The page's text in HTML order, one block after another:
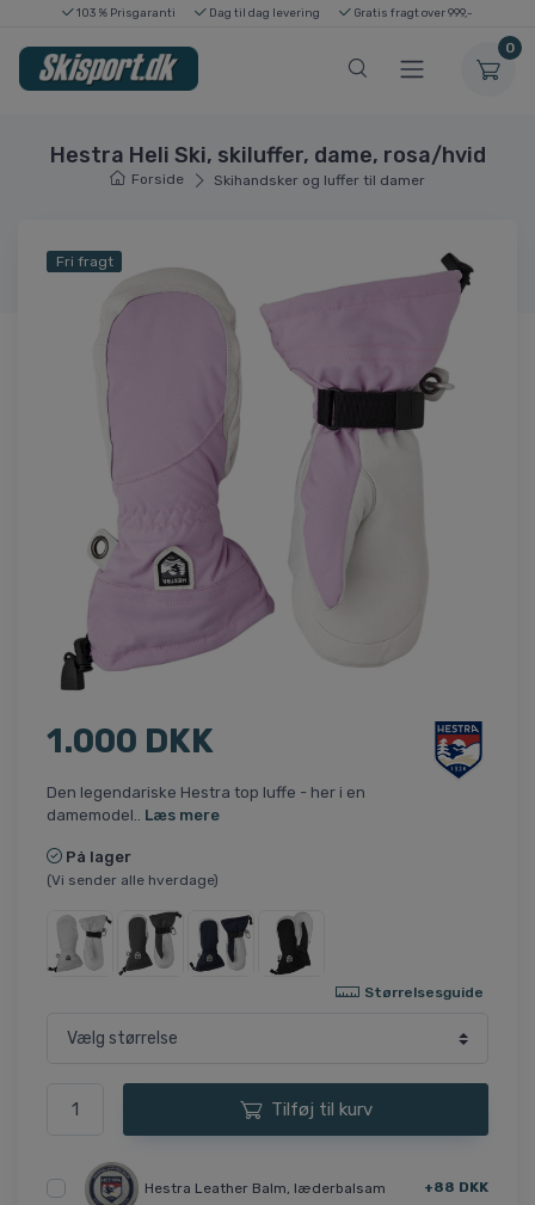
103 % Prisgaranti Dag til dag levering Gratis fragt over 999,-
0
Hestra Heli Ski, skiluffer, dame, rosa/hvid
Forside Skihandsker og luffer til damer
Fri fragt
1.000 DKK
Den legendariske Hestra top luffe - her i en
damemodel.. Læs mere
På lager
(Vi sender alle hverdage)
Størrelsesguide
Tilføj til kurv
Hestra Leather Balm, læderbalsam +88 DKK